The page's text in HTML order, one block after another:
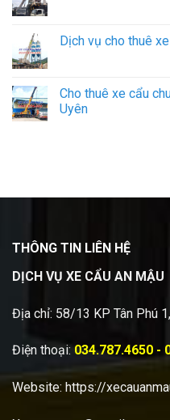
Dịch vụ cho thuê
Cho thuê xe cẩu
Uyên
THÔNG TIN LIÊN HỆ
DỊCH VỤ XE CẨU AN MẬU
Địa chỉ: 58/13 KP Tân Phú
Điện thoại: 034.787.4650 -
Website: https://